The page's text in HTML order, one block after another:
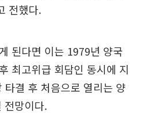
전했다.
된다면 이는 1979년 양국
최고위급 회담인 동시에 지
결 후 처음으로 열리는 양
전망이다.